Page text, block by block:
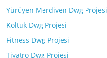
Yürüyen Merdiven Dwg Projesi
Koltuk Dwg Projesi
Fitness Dwg Projesi
Tiyatro Dwg Projesi